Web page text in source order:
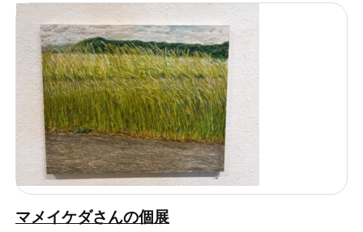
マメイケダさんの個展